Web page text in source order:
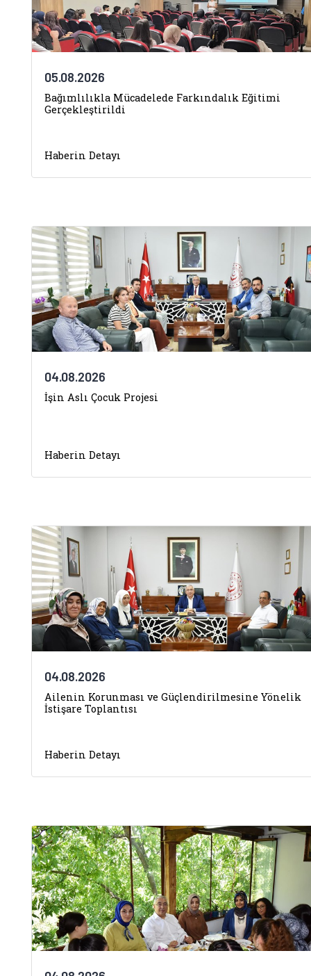
05.08.2026
Bağımlılıkla Mücadelede Farkındalık Eğitimi
Gerçekleştirildi
Haberin Detayı
04.08.2026
İşin Aslı Çocuk Projesi
Haberin Detayı
04.08.2026
Ailenin Korunması ve Güçlendirilmesine Yönelik
İstişare Toplantısı
Haberin Detayı